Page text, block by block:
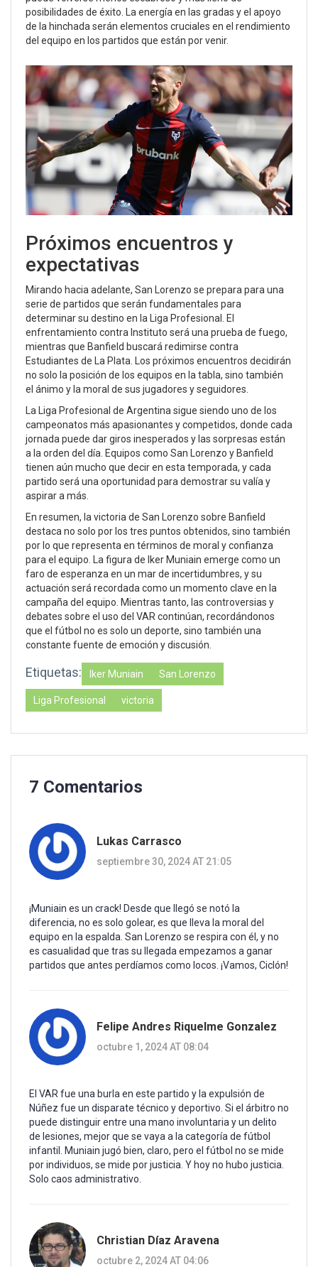
posibilidades de éxito. La energía en las gradas y el apoyo
de la hinchada serán elementos cruciales en el rendimiento
del equipo en los partidos que están por venir.
Próximos encuentros y
expectativas
Mirando hacia adelante, San Lorenzo se prepara para una
serie de partidos que serán fundamentales para
determinar su destino en la Liga Profesional. El
enfrentamiento contra Instituto será una prueba de fuego,
mientras que Banfield buscará redimirse contra
Estudiantes de La Plata. Los próximos encuentros decidirán
no solo la posición de los equipos en la tabla, sino también
el ánimo y la moral de sus jugadores y seguidores.
La Liga Profesional de Argentina sigue siendo uno de los
campeonatos más apasionantes y competidos, donde cada
jornada puede dar giros inesperados y las sorpresas están
a la orden del día. Equipos como San Lorenzo y Banfield
tienen aún mucho que decir en esta temporada, y cada
partido será una oportunidad para demostrar su valía y
aspirar a más.
En resumen, la victoria de San Lorenzo sobre Banfield
destaca no solo por los tres puntos obtenidos, sino también
por lo que representa en términos de moral y confianza
para el equipo. La figura de Iker Muniain emerge como un
faro de esperanza en un mar de incertidumbres, y su
actuación será recordada como un momento clave en la
campaña del equipo. Mientras tanto, las controversias y
debates sobre el uso del VAR continúan, recordándonos
que el fútbol no es solo un deporte, sino también una
constante fuente de emoción y discusión.
Etiquetas: Iker Muniain San Lorenzo
Liga Profesional victoria
7 Comentarios
Lukas Carrasco
septiembre 30, 2024 AT 21:05
¡Muniain es un crack! Desde que llegó se notó la
diferencia, no es solo golear, es que lleva la moral del
equipo en la espalda. San Lorenzo se respira con él, y no
es casualidad que tras su llegada empezamos a ganar
partidos que antes perdíamos como locos. ¡Vamos, Ciclón!
Felipe Andres Riquelme Gonzalez
octubre 1, 2024 AT 08:04
El VAR fue una burla en este partido y la expulsión de
Núñez fue un disparate técnico y deportivo. Si el árbitro no
puede distinguir entre una mano involuntaria y un delito
de lesiones, mejor que se vaya a la categoría de fútbol
infantil. Muniain jugó bien, claro, pero el fútbol no se mide
por individuos, se mide por justicia. Y hoy no hubo justicia.
Solo caos administrativo.
Christian Díaz Aravena
octubre 2, 2024 AT 04:06